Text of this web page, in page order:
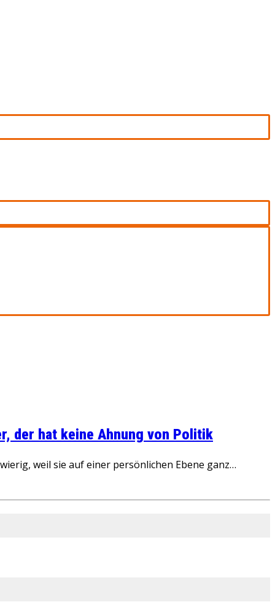
der hat keine Ahnung von Politik
weil sie auf einer persönlichen Ebene ganz…